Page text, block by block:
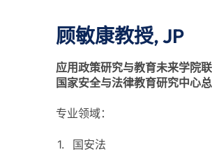
顾敏康教授, JP
应用政策研究与教育未来学院
国家安全与法律教育研究中心
专业领域：
国安法